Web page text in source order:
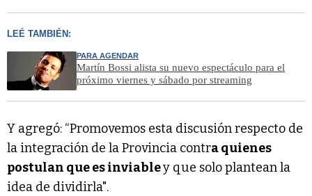
LEÉ TAMBIÉN:
PARA AGENDAR
Martín Bossi alista su nuevo espectáculo para el
próximo viernes y sábado por streaming
Y agregó: “Promovemos esta discusión respecto de
la integración de la Provincia contra quienes
postulan que es inviabley que solo plantean la
idea de dividirla".